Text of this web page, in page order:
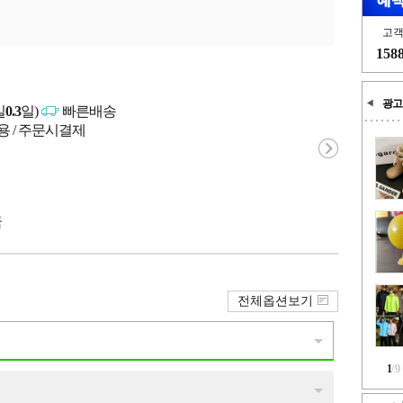
고
광고
1/9
0.3일)
빠른배송
/ 주문시결제
전체옵션보기